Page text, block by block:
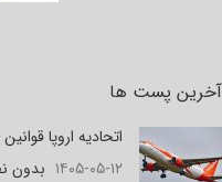
آخرین پست ها
اتحادیه اروپا
۱۴۰۵-۰۵-۱۲ بدون